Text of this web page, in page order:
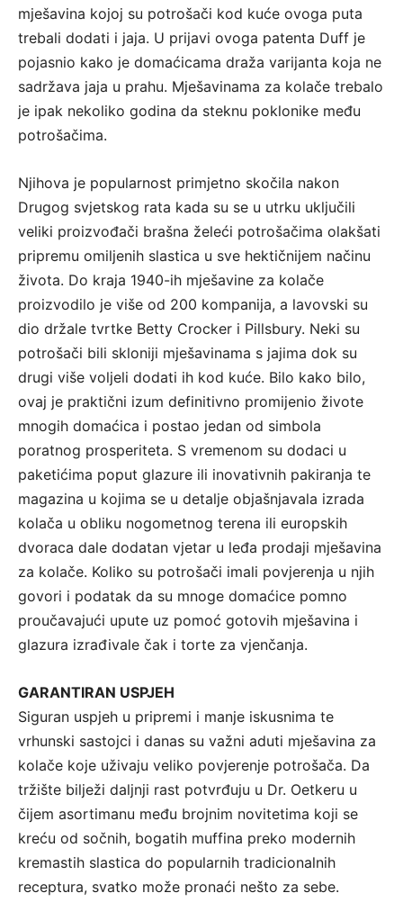
mješavina kojoj su potrošači kod kuće ovoga puta
trebali dodati i jaja. U prijavi ovoga patenta Duff je
pojasnio kako je domaćicama draža varijanta koja ne
sadržava jaja u prahu. Mješavinama za kolače trebalo
je ipak nekoliko godina da steknu poklonike među
potrošačima.
Njihova je popularnost primjetno skočila nakon
Drugog svjetskog rata kada su se u utrku uključili
veliki proizvođači brašna želeći potrošačima olakšati
pripremu omiljenih slastica u sve hektičnijem načinu
života. Do kraja 1940-ih mješavine za kolače
proizvodilo je više od 200 kompanija, a lavovski su
dio držale tvrtke Betty Crocker i Pillsbury. Neki su
potrošači bili skloniji mješavinama s jajima dok su
drugi više voljeli dodati ih kod kuće. Bilo kako bilo,
ovaj je praktični izum definitivno promijenio živote
mnogih domaćica i postao jedan od simbola
poratnog prosperiteta. S vremenom su dodaci u
paketićima poput glazure ili inovativnih pakiranja te
magazina u kojima se u detalje objašnjavala izrada
kolača u obliku nogometnog terena ili europskih
dvoraca dale dodatan vjetar u leđa prodaji mješavina
za kolače. Koliko su potrošači imali povjerenja u njih
govori i podatak da su mnoge domaćice pomno
proučavajući upute uz pomoć gotovih mješavina i
glazura izrađivale čak i torte za vjenčanja.
GARANTIRAN USPJEH
Siguran uspjeh u pripremi i manje iskusnima te
vrhunski sastojci i danas su važni aduti mješavina za
kolače koje uživaju veliko povjerenje potrošača. Da
tržište bilježi daljnji rast potvrđuju u Dr. Oetkeru u
čijem asortimanu među brojnim novitetima koji se
kreću od sočnih, bogatih muffina preko modernih
kremastih slastica do popularnih tradicionalnih
receptura, svatko može pronaći nešto za sebe.